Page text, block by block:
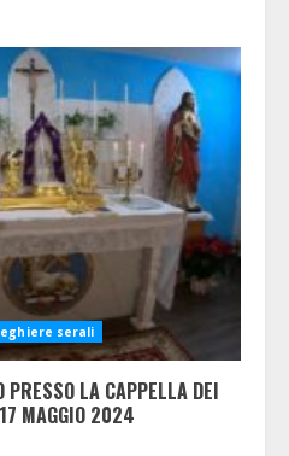
serali
PRESSO LA CAPPELLA DEI
MAGGIO 2024